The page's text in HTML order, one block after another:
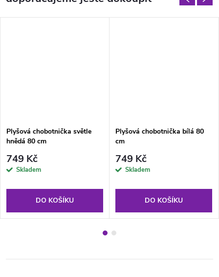
Plyšová chobotnička světle
hnědá 80 cm
749 Kč
Skladem
DO KOŠÍKU
Plyšová chobotnička bílá 80
cm
749 Kč
Skladem
DO KOŠÍKU